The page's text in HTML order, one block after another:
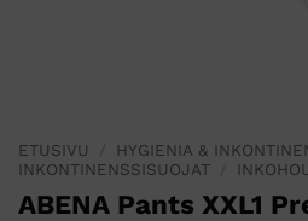
ETUSIVU HYGIENIA &
INKONTINENSSISUOJAT
ABENA Pants XXL1